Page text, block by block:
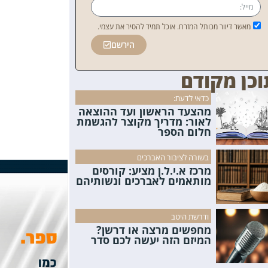
מאשר דיוור מכותל המזרח. אוכל תמיד להסיר את עצמי.
הירשם
מקודם
כדאי לדעת:
מהצעד הראשון ועד ההוצאה
לאור: מדריך מקוצר להגשמת
חלום הספר
בשורה לציבור האברכים
מרכז א.י.ל.ן מציע: קורסים
מותאמים לאברכים ונשותיהם
ודרשת היטב
מחפשים מרצה או דרשן?
המיזם הזה יעשה לכם סדר